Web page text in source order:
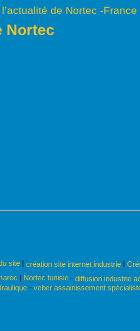
de Nortec -France
Nortec
site | création site internet industrie |
| Nortec tunisie - diffusion industrie
- veber assainissement